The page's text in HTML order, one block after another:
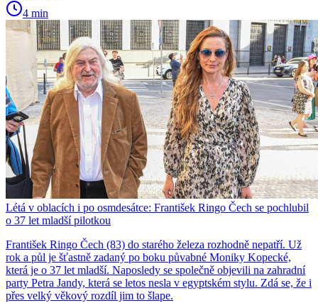
4 min
Létá v oblacích i po osmdesátce: František Ringo Čech se pochlubil
o 37 let mladší pilotkou
František Ringo Čech (83) do starého železa rozhodně nepatří. Už
rok a půl je šťastně zadaný po boku půvabné Moniky Kopecké,
která je o 37 let mladší. Naposledy se společně objevili na zahradní
party Petra Jandy, která se letos nesla v egyptském stylu. Zdá se, že i
přes velký věkový rozdíl jim to šlape.